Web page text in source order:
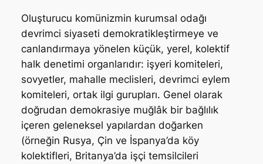
Oluşturucu komünizmin kurumsal odağı
devrimci siyaseti demokratikleştirmeye ve
canlandırmaya yönelen küçük, yerel, kolektif
halk denetimi organlarıdır: işyeri komiteleri,
sovyetler, mahalle meclisleri, devrimci eylem
komiteleri, ortak ilgi gurupları. Genel olarak
doğrudan demokrasiye muğlâk bir bağlılık
içeren geleneksel yapılardan doğarken
(örneğin Rusya, Çin ve İspanya’da köy
kolektifleri, Britanya’da işçi temsilcileri